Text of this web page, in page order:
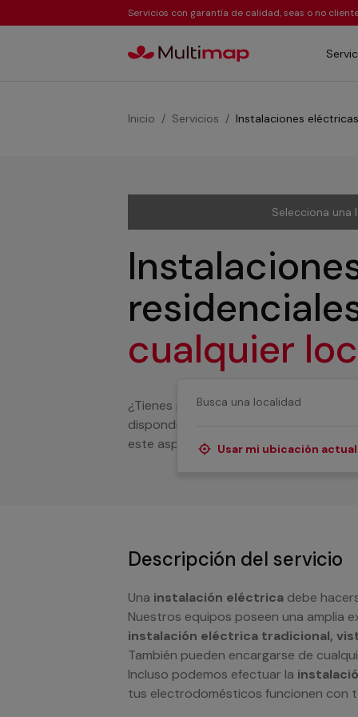
Servicios con garantía de calidad, seas o no cliente
Inicio Servicios Instalaciones
Selecciona una
cualquier
Usar mi ubicación actual
¿Tienes problemas en la instalación
dispondrás de un servicio profesional
este aspecto, tanto en tu vivienda
Descripción del servicio
Una instalación eléctrica debe
Nuestros equipos poseen una amplia
instalación eléctrica tradicional,
También pueden encargarse de
Incluso podemos efectuar la
tus electrodomésticos funcionen con